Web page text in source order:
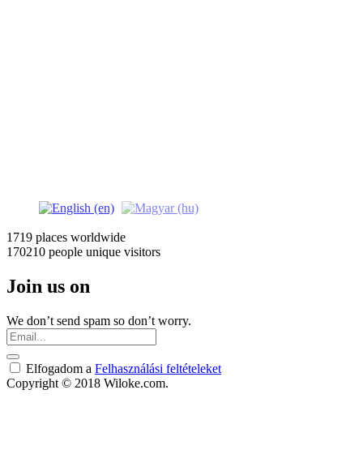
1719 places worldwide
170210 people unique visitors
Join us on
We don’t send spam so don’t worry.
Elfogadom a Felhasználási feltételeket
Copyright © 2018 Wiloke.com.